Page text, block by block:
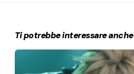
Ti potrebbe interessare anche